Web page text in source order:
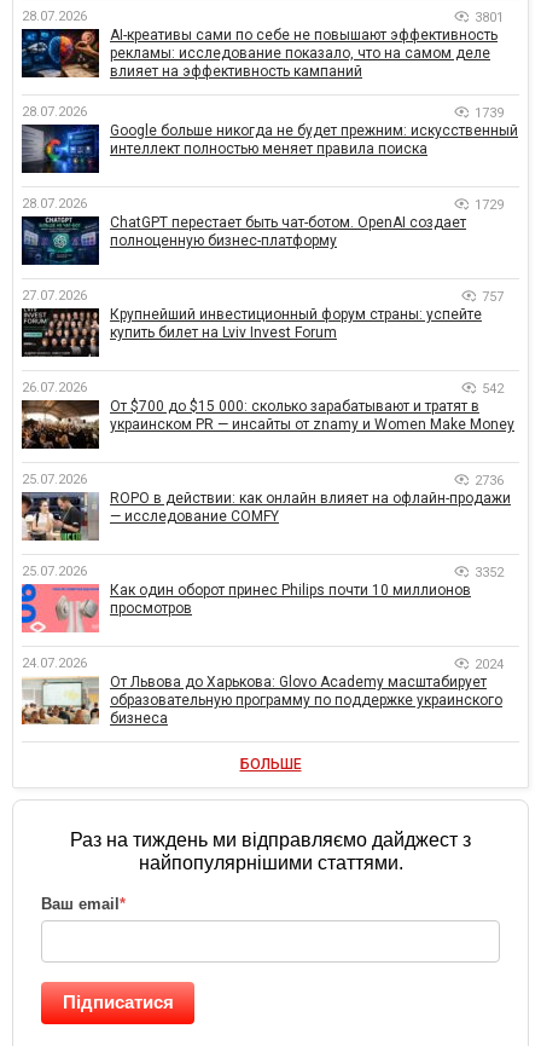
28.07.2026 3801
AI-креативы сами по себе не повышают эффективность
рекламы: исследование показало, что на самом деле
влияет на эффективность кампаний
28.07.2026 1739
Google больше никогда не будет прежним: искусственный
интеллект полностью меняет правила поиска
28.07.2026 1729
ChatGPT перестает быть чат-ботом. OpenAI создает
полноценную бизнес-платформу
27.07.2026 757
Крупнейший инвестиционный форум страны: успейте
купить билет на Lviv Invest Forum
26.07.2026 542
От $700 до $15 000: сколько зарабатывают и тратят в
украинском PR — инсайты от znamy и Women Make Money
25.07.2026 2736
ROPO в действии: как онлайн влияет на офлайн-продажи
— исследование COMFY
25.07.2026 3352
Как один оборот принес Philips почти 10 миллионов
просмотров
24.07.2026 2024
От Львова до Харькова: Glovo Academy масштабирует
образовательную программу по поддержке украинского
бизнеса
БОЛЬШЕ
Раз на тиждень ми відправляємо дайджест з
найпопулярнішими статтями.
Ваш email *
Підписатися